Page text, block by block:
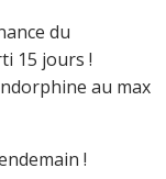
du
15 jours !
au max
!